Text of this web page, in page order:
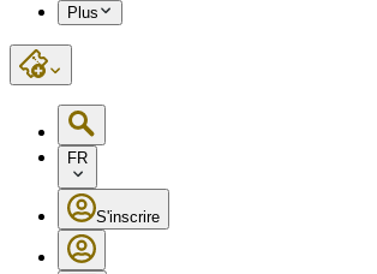
Plus
FR
S'inscrire